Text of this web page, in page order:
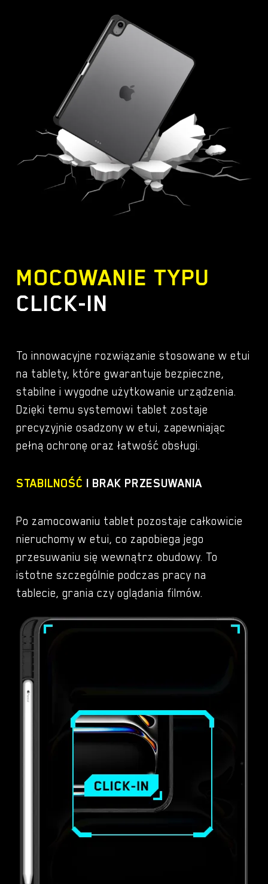
MOCOWANIE TYPU
CLICK-IN
To innowacyjne rozwiązanie stosowane w etui
na tablety, które gwarantuje bezpieczne,
stabilne i wygodne użytkowanie urządzenia.
Dzięki temu systemowi tablet zostaje
precyzyjnie osadzony w etui, zapewniając
pełną ochronę oraz łatwość obsługi.
STABILNOŚĆ I BRAK PRZESUWANIA
Po zamocowaniu tablet pozostaje całkowicie
nieruchomy w etui, co zapobiega jego
przesuwaniu się wewnątrz obudowy. To
istotne szczególnie podczas pracy na
tablecie, grania czy oglądania filmów.